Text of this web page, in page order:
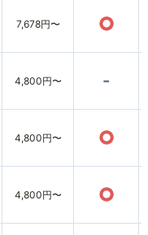
7,678円〜 ○
4,800円〜 -
4,800円〜 ○
4,800円〜 ○